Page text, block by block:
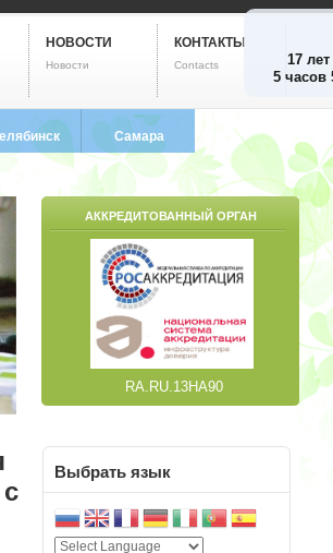
17
5 часов
НОВОСТИ
Новости
КОНТАКТЫ
Contacts
799-5752
Самара
8 (846) 212-9733
АККРЕДИТОВАННЫЙ ОРГАН
RA.RU.13НА90
Выбрать язык